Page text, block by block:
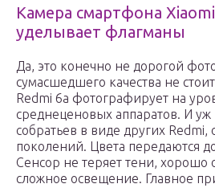
Камера смартфона
уделывает флагманы
Да, это конечно не дорогой
сумасшедшего качества не
Redmi 6a фотографирует на
среднеценовых аппаратов. И
собратьев в виде других
поколений. Цвета передаются
Сенсор не теряет тени, хорошо
сложное освещение. Главное